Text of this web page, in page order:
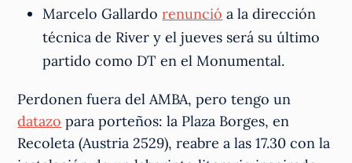
Marcelo Gallardorenunció a la dirección
técnica de River y el jueves será su último
partido como DT en el Monumental.
Perdonen fuera del AMBA, pero tengo un
datazo para porteños: la Plaza Borges, en
Recoleta (Austria 2529), reabre a las 17.30 con la